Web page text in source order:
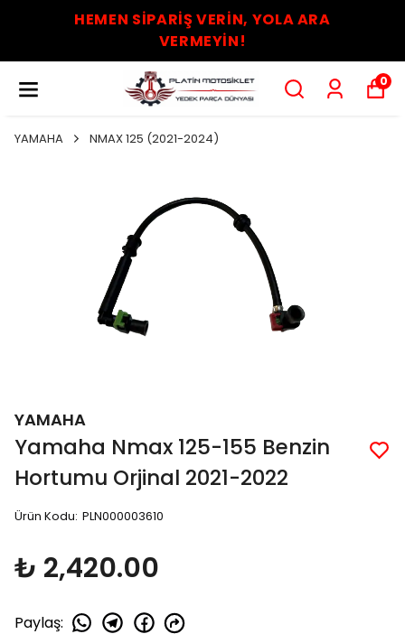
HEMEN SİPARİŞ VERİN, YOLA ARA
VERMEYİN!
0
YAMAHA NMAX 125 (2021-2024)
YAMAHA
Yamaha Nmax 125-155 Benzin
Hortumu Orjinal 2021-2022
Ürün Kodu: PLN000003610
₺ 2,420.00
Paylaş: